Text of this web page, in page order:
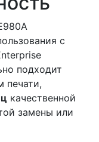
с
подходит
печати,
качественной
замены или